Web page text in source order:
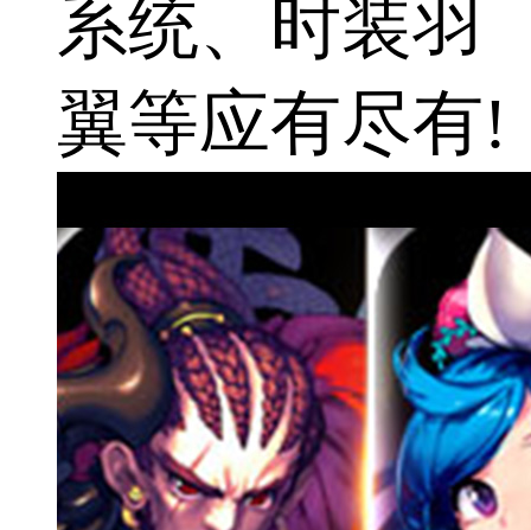
系统、时装羽
翼等应有尽有!